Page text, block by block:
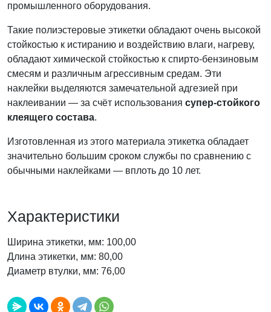
промышленного оборудования.
Такие полиэстеровые этикетки обладают очень высокой
стойкостью к истиранию и воздействию влаги, нагреву,
обладают химической стойкостью к спирто-бензиновым
смесям и различным агрессивным средам. Эти
наклейки выделяются замечательной адгезией при
наклеивании — за счёт использования супер-стойкого
клеящего состава.
Изготовленная из этого материала этикетка обладает
значительно большим сроком службы по сравнению с
обычными наклейками — вплоть до 10 лет.
Характеристики
Ширина этикетки, мм: 100,00
Длина этикетки, мм: 80,00
Диаметр втулки, мм: 76,00